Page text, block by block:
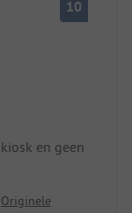
10
en geen
Originele